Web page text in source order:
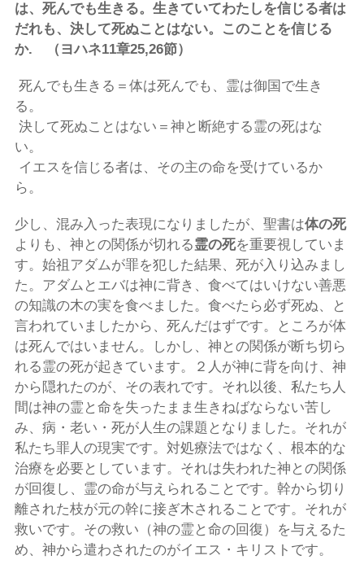
は、死んでも生きる。生きていてわたしを信じる者は
だれも、決して死ぬことはない。このことを信じる
か. （ヨハネ11章25,26節）
死んでも生きる＝体は死んでも、霊は御国で生き
る。
決して死ぬことはない＝神と断絶する霊の死はな
い。
イエスを信じる者は、その主の命を受けているか
ら。
少し、混み入った表現になりましたが、聖書は体の死
よりも、神との関係が切れる霊の死を重要視していま
す。始祖アダムが罪を犯した結果、死が入り込みまし
た。アダムとエバは神に背き、食べてはいけない善悪
の知識の木の実を食べました。食べたら必ず死ぬ、と
言われていましたから、死んだはずです。ところが体
は死んではいません。しかし、神との関係が断ち切ら
れる霊の死が起きています。２人が神に背を向け、神
から隠れたのが、その表れです。それ以後、私たち人
間は神の霊と命を失ったまま生きねばならない苦し
み、病・老い・死が人生の課題となりました。それが
私たち罪人の現実です。対処療法ではなく、根本的な
治療を必要としています。それは失われた神との関係
が回復し、霊の命が与えられることです。幹から切り
離された枝が元の幹に接ぎ木されることです。それが
救いです。その救い（神の霊と命の回復）を与えるた
め、神から遣わされたのがイエス・キリストです。